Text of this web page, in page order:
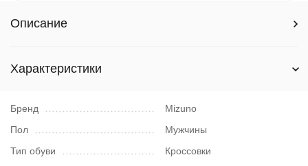
Описание
Характеристики
Бренд
Mizuno
Пол
Мужчины
Тип обуви
Кроссовки